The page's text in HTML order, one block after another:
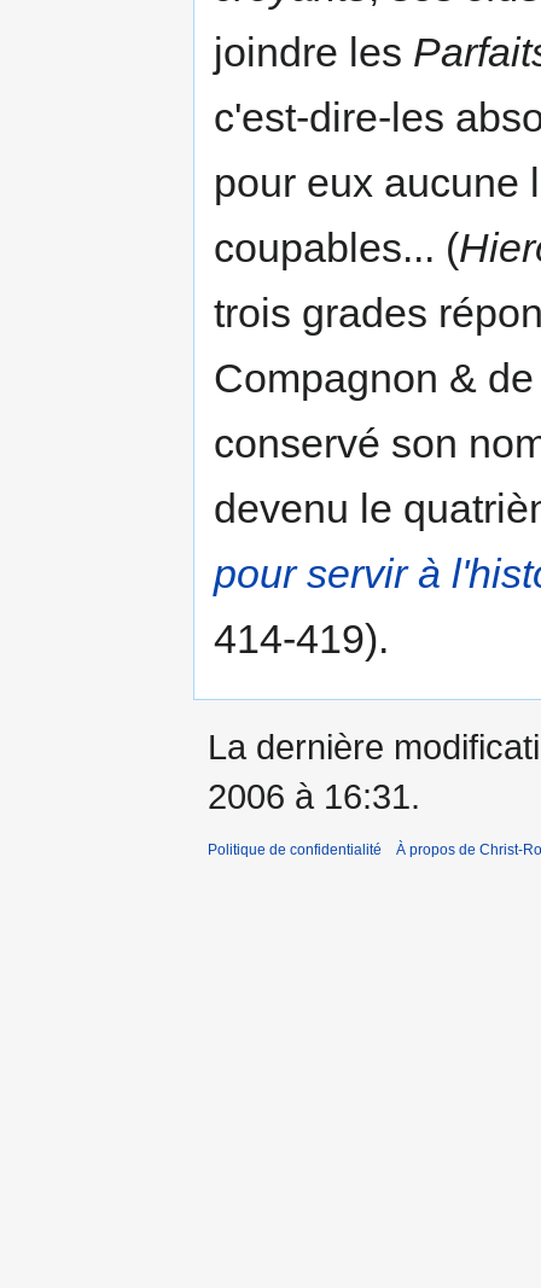
joindre les
c'est-dire-les
pour eux aucune
coupables... (
trois grades
Compagnon &
conservé son
devenu le
pour servir à
414-419).
La dernière
2006 à 16:31.
Politique de confidentialité À propos de Christ-